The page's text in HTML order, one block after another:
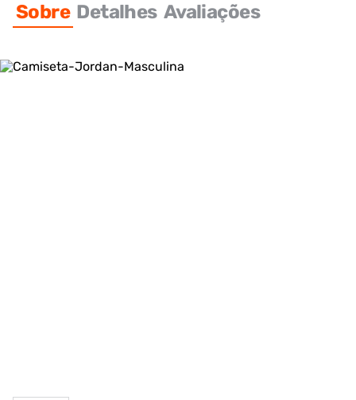
Sobre Detalhes Avaliações